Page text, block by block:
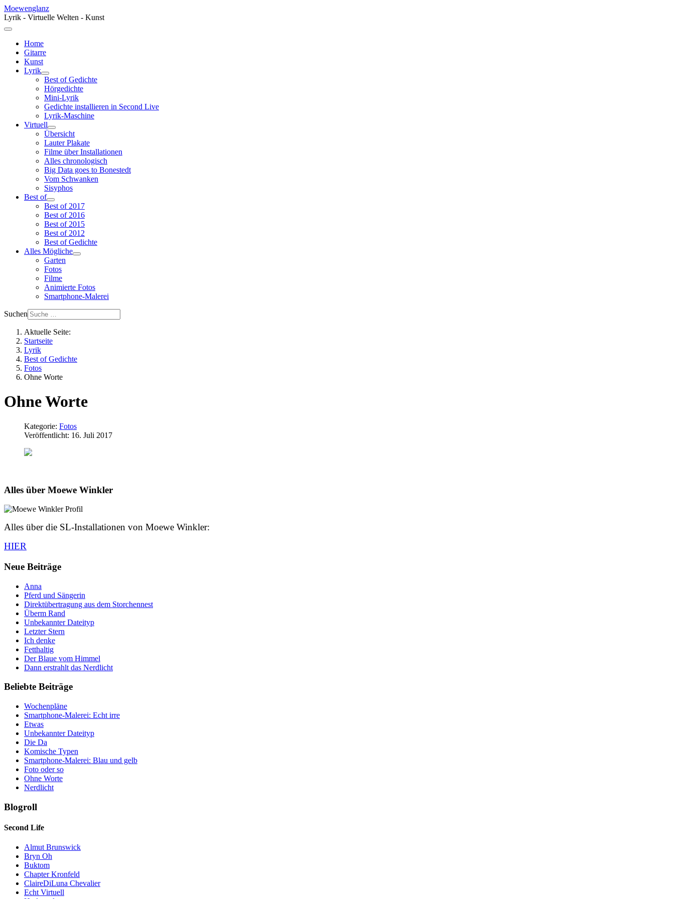
Moewenglanz
Lyrik - Virtuelle Welten - Kunst
Home
Gitarre
Kunst
Lyrik
Best of Gedichte
Hörgedichte
Mini-Lyrik
Gedichte installieren in Second Live
Lyrik-Maschine
Virtuell
Übersicht
Lauter Plakate
Filme über Installationen
Alles chronologisch
Big Data goes to Bonestedt
Vom Schwanken
Sisyphos
Best of
Best of 2017
Best of 2016
Best of 2015
Best of 2012
Best of Gedichte
Alles Mögliche
Garten
Fotos
Filme
Animierte Fotos
Smartphone-Malerei
Suchen
Aktuelle Seite:
Startseite
Lyrik
Best of Gedichte
Fotos
Ohne Worte
Ohne Worte
Kategorie: Fotos
Veröffentlicht: 16. Juli 2017
Alles über Moewe Winkler
Alles über die SL-Installationen von Moewe Winkler:
HIER
Neue Beiträge
Anna
Pferd und Sängerin
Direktübertragung aus dem Storchennest
Überm Rand
Unbekannter Dateityp
Letzter Stern
Ich denke
Fetthaltig
Der Blaue vom Himmel
Dann erstrahlt das Nerdlicht
Beliebte Beiträge
Wochenpläne
Smartphone-Malerei: Echt irre
Etwas
Unbekannter Dateityp
Die Da
Komische Typen
Smartphone-Malerei: Blau und gelb
Foto oder so
Ohne Worte
Nerdlicht
Blogroll
Second Life
Almut Brunswick
Bryn Oh
Buktom
Chapter Kronfeld
ClaireDiLuna Chevalier
Echt Virtuell